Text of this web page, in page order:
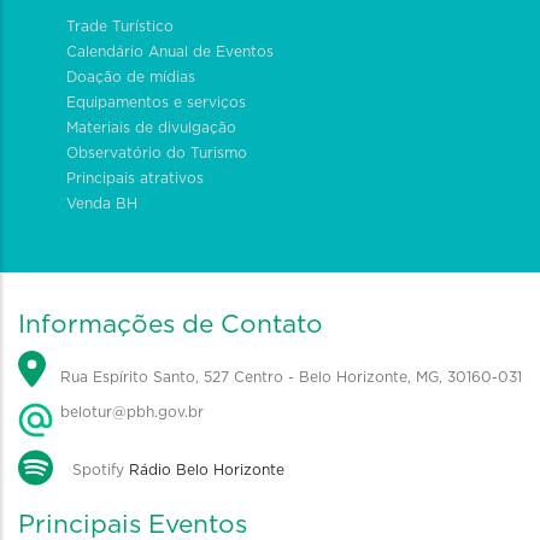
Trade Turístico
Calendário Anual de Eventos
Doação de mídias
Equipamentos e serviços
Materiais de divulgação
Observatório do Turismo
Principais atrativos
Venda BH
Informações de Contato
Rua Espírito Santo, 527 Centro - Belo Horizonte, MG, 30160-031
belotur@pbh.gov.br
Spotify Rádio Belo Horizonte
Principais Eventos